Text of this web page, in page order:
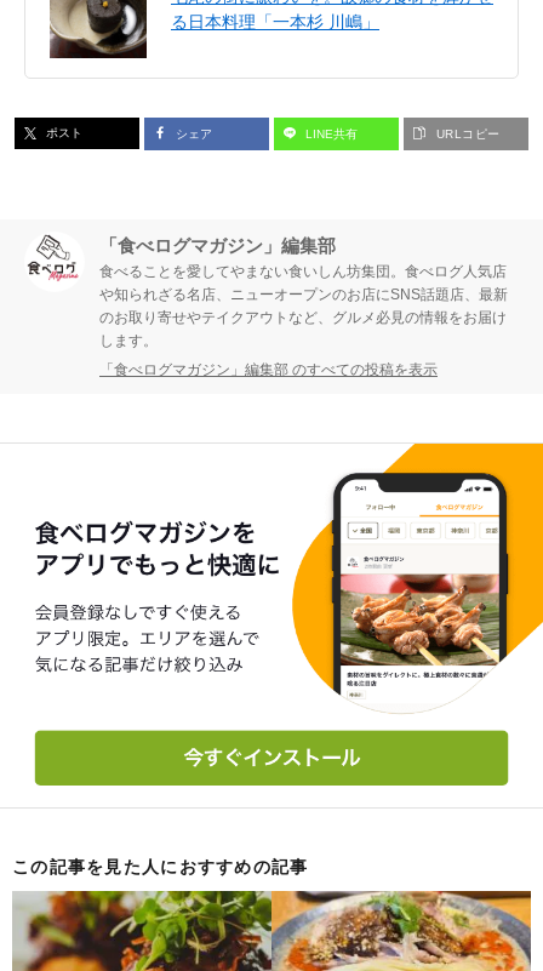
る日本料理「一本杉 川嶋」
ポスト シェア LINE共有 URLコピー
「食べログマガジン」編集部
食べることを愛してやまない食いしん坊集団。食べログ人気店
や知られざる名店、ニューオープンのお店にSNS話題店、最新
のお取り寄せやテイクアウトなど、グルメ必見の情報をお届け
します。
「食べログマガジン」編集部 のすべての投稿を表示
この記事を見た人におすすめの記事